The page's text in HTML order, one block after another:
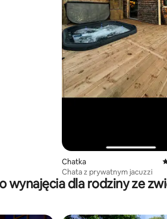
Chatka
Chata z prywatnym jacuzzi
wynajęcia dla rodziny ze